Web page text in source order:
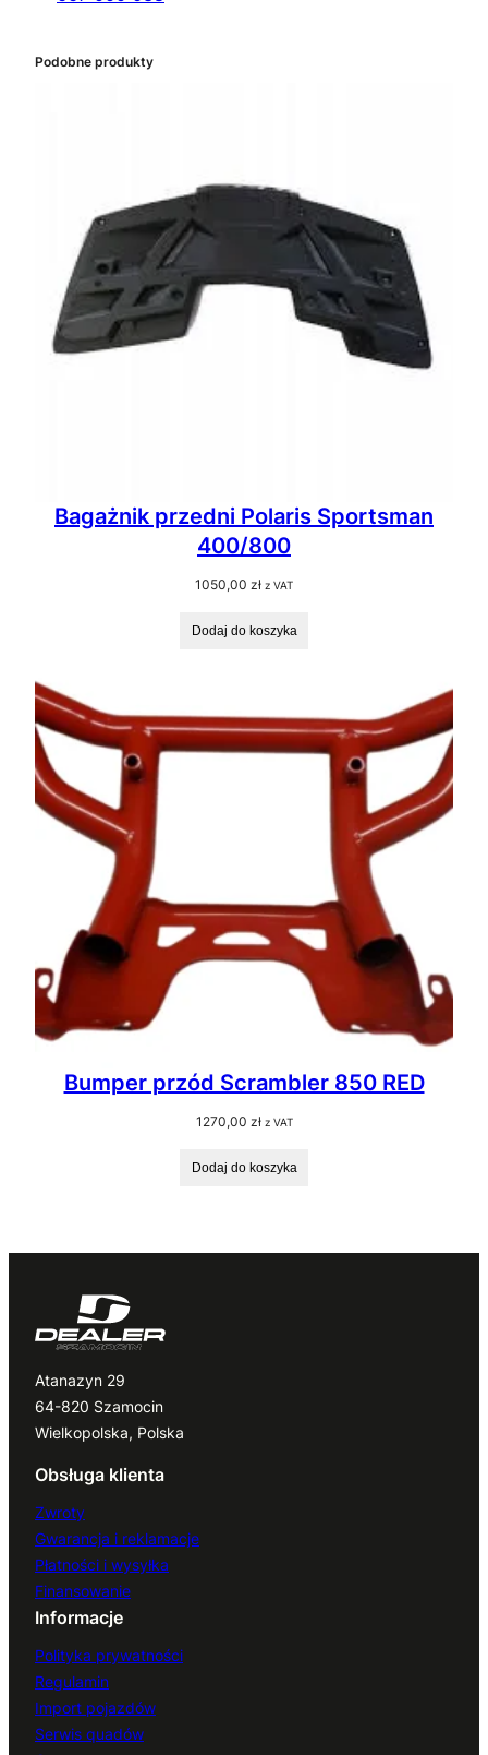
Podobne produkty
Bagażnik przedni Polaris Sportsman
400/800
1050,00 zł z VAT
Dodaj do koszyka
Bumper przód Scrambler 850 RED
1270,00 zł z VAT
Dodaj do koszyka
Atanazyn 29
64-820 Szamocin
Wielkopolska, Polska
Obsługa klienta
Zwroty
Gwarancja i reklamacje
Płatności i wysyłka
Finansowanie
Informacje
Polityka prywatności
Regulamin
Import pojazdów
Serwis quadów